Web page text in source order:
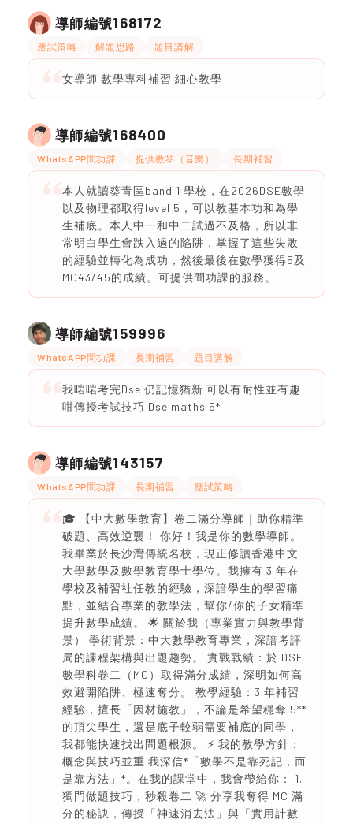
導師編號168172
應試策略 解題思路 題目講解
女導師 數學專科補習 細心教學
導師編號168400
WhatsAPP問功課 提供教琴（音樂） 長期補習
本人就讀葵青區band 1 學校，在2026DSE數學
以及物理都取得level 5，可以教基本功和為學
生補底。本人中一和中二試過不及格，所以非
常明白學生會跌入過的陷阱，掌握了這些失敗
的經驗並轉化為成功，然後最後在數學獲得5及
MC43/45的成績。可提供問功課的服務。
導師編號159996
WhatsAPP問功課 長期補習 題目講解
我啱啱考完Dse 仍記憶猶新 可以有耐性並有趣
咁傳授考試技巧 Dse maths 5*
導師編號143157
WhatsAPP問功課 長期補習 應試策略
🎓 【中大數學教育】卷二滿分導師｜助你精準
破題、高效逆襲！ 你好！我是你的數學導師。
我畢業於長沙灣傳統名校，現正修讀香港中文
大學數學及數學教育學士學位。我擁有 3 年在
學校及補習社任教的經驗，深諳學生的學習痛
點，並結合專業的教學法，幫你/你的子女精準
提升數學成績。 🌟 關於我（專業實力與教學背
景） 學術背景：中大數學教育專業，深諳考評
局的課程架構與出題趨勢。 實戰戰績：於 DSE
數學科卷二（MC）取得滿分成績，深明如何高
效避開陷阱、極速奪分。 教學經驗：3 年補習
經驗，擅長「因材施教」，不論是希望穩奪 5**
的頂尖學生，還是底子較弱需要補底的同學，
我都能快速找出問題根源。 ⚡ 我的教學方針：
概念與技巧並重 我深信*「數學不是靠死記，而
是靠方法」*。在我的課堂中，我會帶給你： 1.
獨門做題技巧，秒殺卷二 🚀 分享我奪得 MC 滿
分的秘訣，傳授「神速消去法」與「實用計數